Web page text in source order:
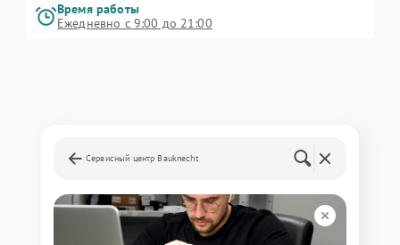
Время работы
Ежедневно с 9:00 до 21:00
Сервисный центр Bauknecht